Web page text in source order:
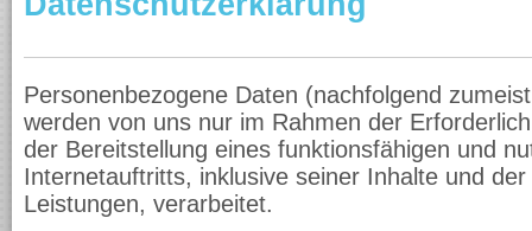
Personenbezogene Daten (nachfolgend
werden von uns nur im Rahmen der
der Bereitstellung eines funktionsfähigen und
Internetauftritts, inklusive seiner Inhalte und
Leistungen, verarbeitet.